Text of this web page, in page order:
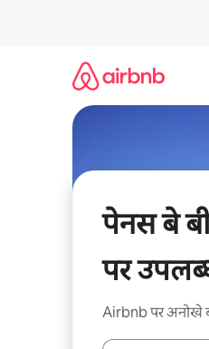
पेनस बे
पर
Airbnb पर अनोखे